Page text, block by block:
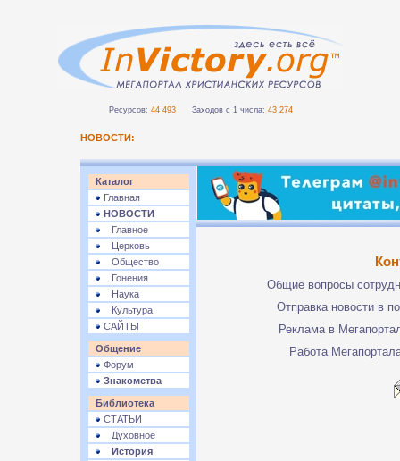
Ресурсов: 44 493 Заходов с 1 числа: 43 274
НОВОСТИ:
Каталог
Главная
НОВОСТИ
Главное
Церковь
Общество
Гонения
Наука
Культура
САЙТЫ
Общение
Форум
Знакомства
Библиотека
СТАТЬИ
Духовное
История
Общие вопросы
Отправка новости в
Реклама в
Работа